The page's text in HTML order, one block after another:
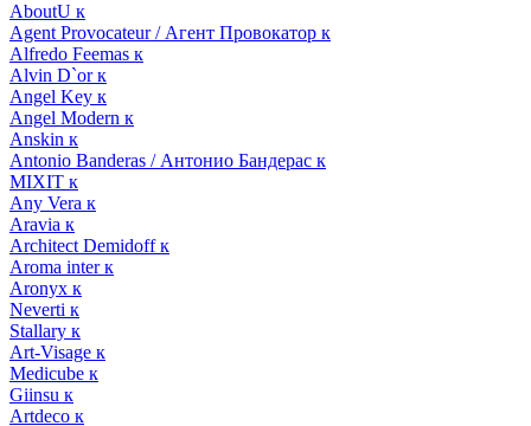
AboutU к
Agent Provocateur / Агент Провокатор к
Alfredo Feemas к
Alvin D`or к
Angel Key к
Angel Modern к
Anskin к
Antonio Banderas / Антонио Бандерас к
MIXIT к
Any Vera к
Aravia к
Architect Demidoff к
Aroma inter к
Aronyx к
Neverti к
Stallary к
Art-Visage к
Medicube к
Giinsu к
Artdeco к